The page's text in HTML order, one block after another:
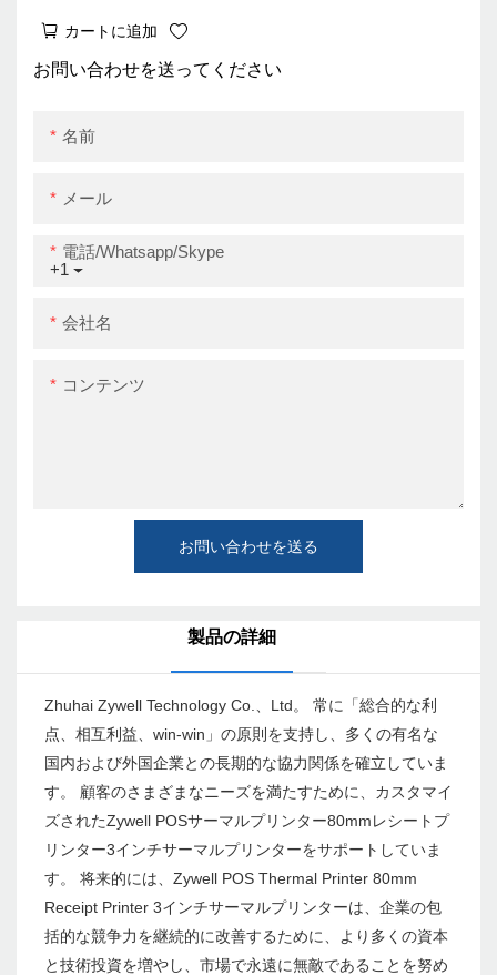
ミナルマシンとペーパー
ロールZY308
カートに追加
お問い合わせを送ってください
名前
メール
+1
電話/whatsapp/skype
会社名
コンテンツ
お問い合わせを送る
製品の詳細
Zhuhai Zywell Technology Co.、Ltd。 常に「総合的な利
点、相互利益、win-win」の原則を支持し、多くの有名な
国内および外国企業との長期的な協力関係を確立していま
す。 顧客のさまざまなニーズを満たすために、カスタマイ
ズされたZywell POSサーマルプリンター80mmレシートプ
リンター3インチサーマルプリンターをサポートしていま
す。 将来的には、Zywell POS Thermal Printer 80mm
Receipt Printer 3インチサーマルプリンターは、企業の包
括的な競争力を継続的に改善するために、より多くの資本
と技術投資を増やし、市場で永遠に無敵であることを努め